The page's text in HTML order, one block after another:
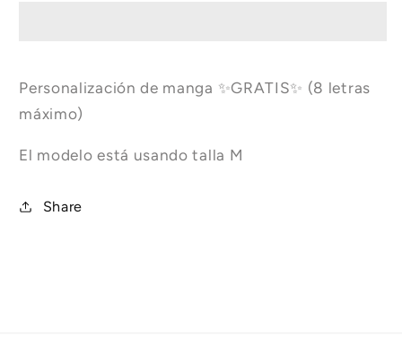
Personalización de manga ✨GRATIS✨ (8 letras
máximo)
El modelo está usando talla M
Share